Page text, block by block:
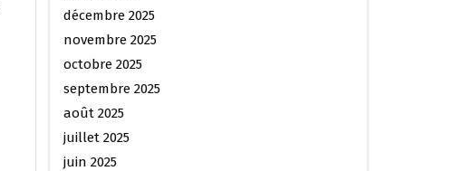
décembre 2025
novembre 2025
octobre 2025
septembre 2025
août 2025
juillet 2025
juin 2025